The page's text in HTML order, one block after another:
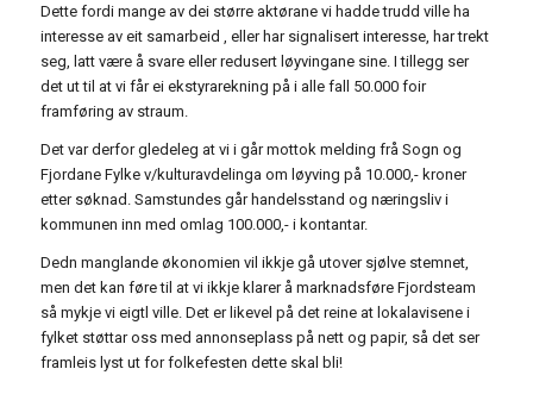
Dette fordi mange av dei større aktørane vi hadde trudd ville ha
interesse av eit samarbeid , eller har signalisert interesse, har trekt
seg, latt være å svare eller redusert løyvingane sine. I tillegg ser
det ut til at vi får ei ekstyrarekning på i alle fall 50.000 foir
framføring av straum.
Det var derfor gledeleg at vi i går mottok melding frå Sogn og
Fjordane Fylke v/kulturavdelinga om løyving på 10.000,- kroner
etter søknad. Samstundes går handelsstand og næringsliv i
kommunen inn med omlag 100.000,- i kontantar.
Dedn manglande økonomien vil ikkje gå utover sjølve stemnet,
men det kan føre til at vi ikkje klarer å marknadsføre Fjordsteam
så mykje vi eigtl ville. Det er likevel på det reine at lokalavisene i
fylket støttar oss med annonseplass på nett og papir, så det ser
framleis lyst ut for folkefesten dette skal bli!